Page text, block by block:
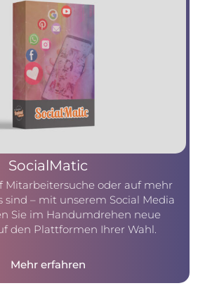
SocialMatic
Mitarbeitersuche oder auf mehr
sind – mit unserem Social Media
Sie im Handumdrehen neue
den Plattformen Ihrer Wahl.
Mehr erfahren